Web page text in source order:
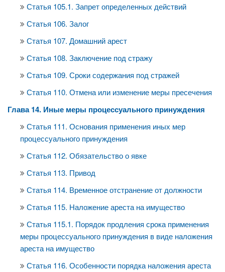
Статья 105.1. Запрет определенных действий
Статья 106. Залог
Статья 107. Домашний арест
Статья 108. Заключение под стражу
Статья 109. Сроки содержания под стражей
Статья 110. Отмена или изменение меры пресечения
Глава 14. Иные меры процессуального принуждения
Статья 111. Основания применения иных мер
процессуального принуждения
Статья 112. Обязательство о явке
Статья 113. Привод
Статья 114. Временное отстранение от должности
Статья 115. Наложение ареста на имущество
Статья 115.1. Порядок продления срока применения
меры процессуального принуждения в виде наложения
ареста на имущество
Статья 116. Особенности порядка наложения ареста